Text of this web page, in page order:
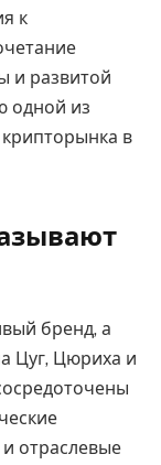
к
и развитой
одной из
в
бренд, а
Цуг, Цюриха и
и отраслевые